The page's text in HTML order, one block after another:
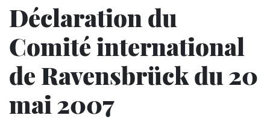
Déclaration du
Comité international
de Ravensbrück du 20
mai 2007